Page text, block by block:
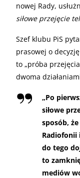
nowej Rady,
siłowe przejęcie
Szef klubu PiS
prasowej o
to „próba
dwoma
„Po
siłowe
sposób,
Radiofonii
do tego
to
mediów